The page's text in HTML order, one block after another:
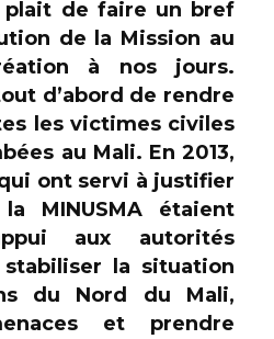
plait de faire un bref
de la Mission au
à nos jours.
d’abord de rendre
les victimes civiles
au Mali. En 2013,
ont servi à justifier
MINUSMA étaient
aux autorités
la situation
du Nord du Mali,
et prendre